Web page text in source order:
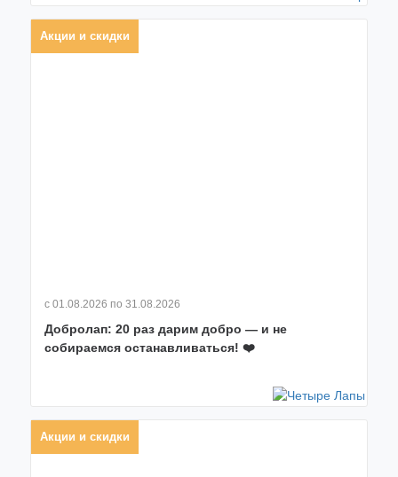
Акции и скидки
с 01.08.2026 по 31.08.2026
Добролап: 20 раз дарим добро — и не
собираемся останавливаться! ❤️
Акции и скидки